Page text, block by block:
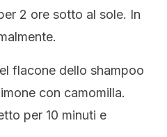
2 ore sotto al sole. In
flacone dello shampoo
con camomilla.
per 10 minuti e